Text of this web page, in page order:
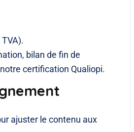
bilan de fin de
certification Qualiopi.
ajuster le contenu aux